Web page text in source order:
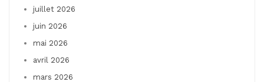
juillet 2026
juin 2026
mai 2026
avril 2026
mars 2026